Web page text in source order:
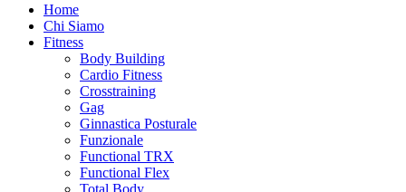
Home
Chi Siamo
Fitness
Body Building
Cardio Fitness
Crosstraining
Gag
Ginnastica Posturale
Funzionale
Functional TRX
Functional Flex
Total Body